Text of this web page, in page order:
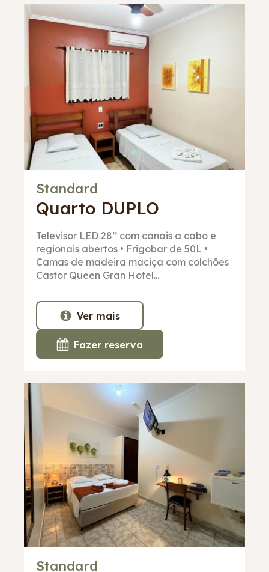
Standard
Quarto DUPLO
Televisor LED 28’’ com canais a cabo e
regionais abertos • Frigobar de 50L •
Camas de madeira maciça com colchões
Castor Queen Gran Hotel...
Ver mais
Fazer reserva
Standard